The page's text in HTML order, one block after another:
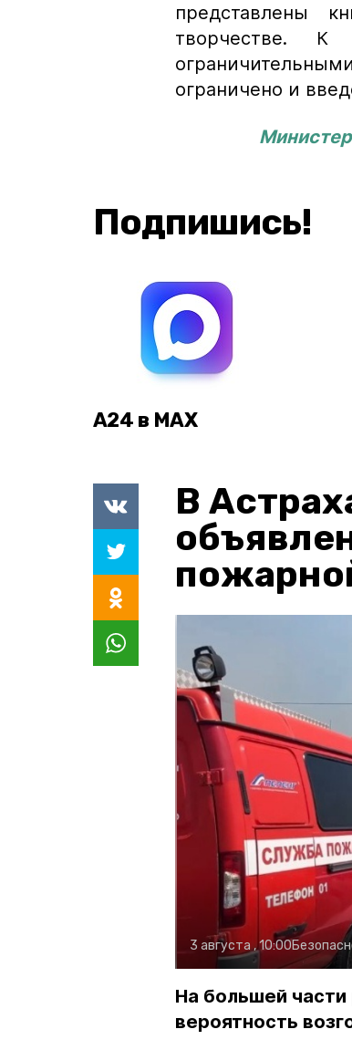
представлены
творчестве.
ограничено и
Подпишись!
А24 в MAX
В
3 августа , 10:00
На большей части
вероятность